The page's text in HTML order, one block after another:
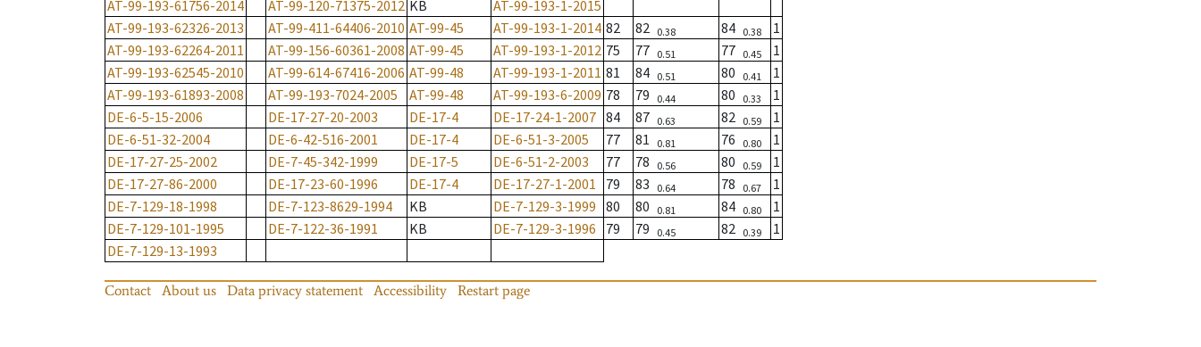
AT-99-193-61756-2014
AT-99-120-71375-2012 KB
AT-99-193-1-2015
AT-99-193-62326-2013
AT-99-411-64406-2010 AT-99-45 AT-99-193-1-2014 82 82 0.38 84 0.38
1
AT-99-193-62264-2011
AT-99-156-60361-2008 AT-99-45 AT-99-193-1-2012 75 77 0.51 77 0.45
1
AT-99-193-62545-2010
AT-99-614-67416-2006 AT-99-48 AT-99-193-1-2011 81 84 0.51 80 0.41
1
AT-99-193-61893-2008
AT-99-193-7024-2005 AT-99-48 AT-99-193-6-2009 78 79 0.44 80 0.33
1
DE-6-5-15-2006
DE-17-27-20-2003 DE-17-4 DE-17-24-1-2007 84 87 0.63 82 0.59
1
DE-6-51-32-2004
DE-6-42-516-2001 DE-17-4 DE-6-51-3-2005 77 81 0.81 76 0.80
1
DE-17-27-25-2002
DE-7-45-342-1999 DE-17-5 DE-6-51-2-2003 77 78 0.56 80 0.59
1
DE-17-27-86-2000
DE-17-23-60-1996 DE-17-4 DE-17-27-1-2001 79 83 0.64 78 0.67
1
DE-7-129-18-1998
DE-7-123-8629-1994 KB DE-7-129-3-1999 80 80 0.81 84 0.80
1
DE-7-129-101-1995
DE-7-122-36-1991 KB DE-7-129-3-1996 79 79 0.45 82 0.39
1
DE-7-129-13-1993
Contact About us Data privacy statement Accessibility Restart page